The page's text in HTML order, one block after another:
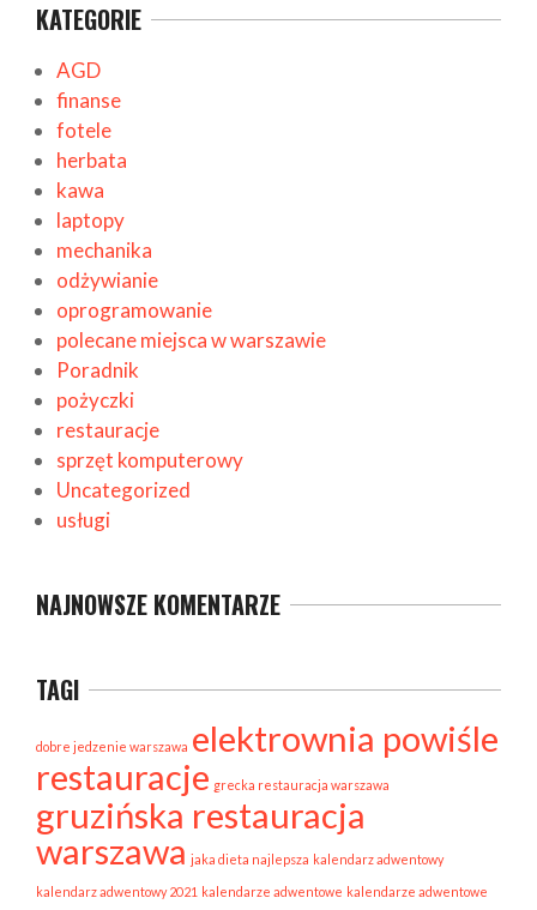
KATEGORIE
AGD
finanse
fotele
herbata
kawa
laptopy
mechanika
odżywianie
oprogramowanie
polecane miejsca w warszawie
Poradnik
pożyczki
restauracje
sprzęt komputerowy
Uncategorized
usługi
NAJNOWSZE KOMENTARZE
TAGI
dobre jedzenie warszawa elektrownia powiśle
restauracje grecka restauracja warszawa
gruzińska restauracja
warszawa jaka dieta najlepsza kalendarz adwentowy
kalendarz adwentowy 2021 kalendarze adwentowe kalendarze adwentowe